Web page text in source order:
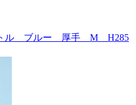
トル ブルー 厚手 M H285